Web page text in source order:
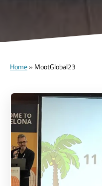
Home» MootGlobal23